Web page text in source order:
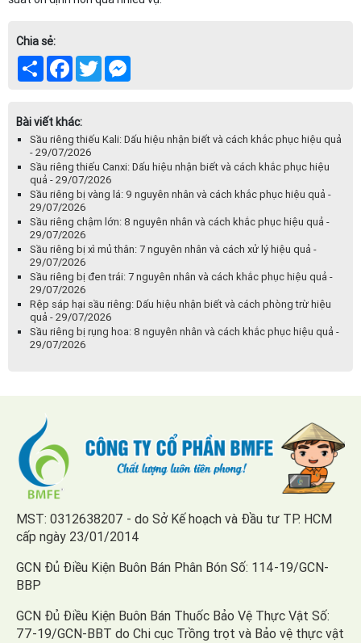
Chia sẻ:
Share Facebook
Twitter
Bài viết khác:
Sầu riêng thiếu Kali: Dấu hiệu nhận biết và cách khắc phục hiệu quả
- 29/07/2026
Sầu riêng thiếu Canxi: Dấu hiệu nhận biết và cách khắc phục hiệu
quả - 29/07/2026
Sầu riêng bị vàng lá: 9 nguyên nhân và cách khắc phục hiệu quả -
29/07/2026
Sầu riêng chậm lớn: 8 nguyên nhân và cách khắc phục hiệu quả -
29/07/2026
Sầu riêng bị xì mủ thân: 7 nguyên nhân và cách xử lý hiệu quả -
29/07/2026
Sầu riêng bị đen trái: 7 nguyên nhân và cách khắc phục hiệu quả -
29/07/2026
Rệp sáp hại sầu riêng: Dấu hiệu nhận biết và cách phòng trừ hiệu
quả - 29/07/2026
Sầu riêng bị rụng hoa: 8 nguyên nhân và cách khắc phục hiệu quả -
29/07/2026
MST: 0312638207 - do Sở Kế hoạch và Đầu tư TP. HCM
cấp ngày 23/01/2014
GCN Đủ Điều Kiện Buôn Bán Phân Bón Số: 114-19/GCN-
BBP
GCN Đủ Điều Kiện Buôn Bán Thuốc Bảo Vệ Thực Vật Số:
77-19/GCN-BBT do Chi cục Trồng trọt và Bảo vệ thực vật